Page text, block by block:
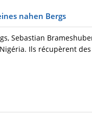
nahen Bergs
Sebastian
Ils récupèrent des